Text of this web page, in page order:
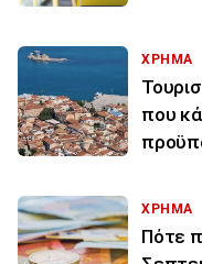
ΧΡΗΜΑ
που
ΧΡΗΜΑ
Πότε